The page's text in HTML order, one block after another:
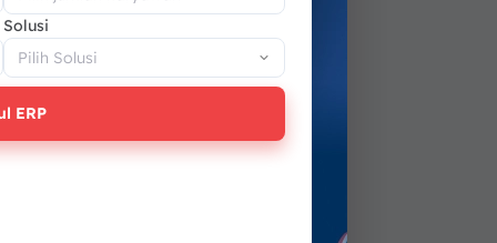
sangat
Solusi
ERP